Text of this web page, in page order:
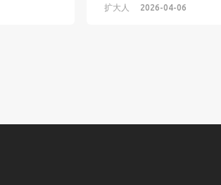
扩大人 2026-04-06